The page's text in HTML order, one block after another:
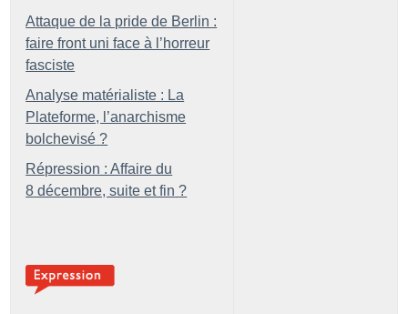
Attaque de la pride de Berlin :
faire front uni face à l’horreur
fasciste
Analyse matérialiste : La
Plateforme, l’anarchisme
bolchevisé ?
Répression : Affaire du
8 décembre, suite et fin ?